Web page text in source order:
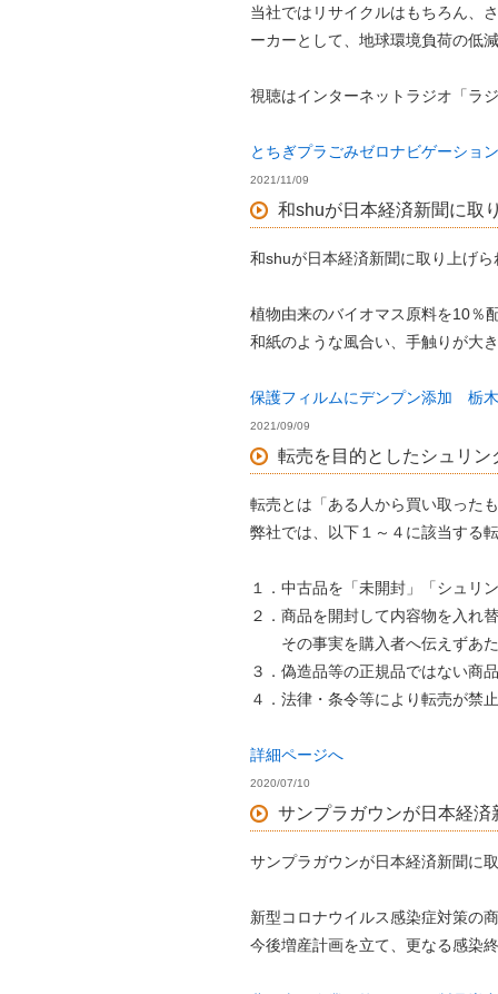
当社ではリサイクルはもちろん、
ーカーとして、地球環境負荷の低
視聴はインターネットラジオ「ラ
とちぎプラごみゼロナビゲーショ
2021/11/09
和shuが日本経済新聞に取
和shuが日本経済新聞に取り上げら
植物由来のバイオマス原料を10％
和紙のような風合い、手触りが大
保護フィルムにデンプン添加 栃
2021/09/09
転売を目的としたシュリ
転売とは「ある人から買い取った
弊社では、以下１～４に該当する
１．中古品を「未開封」「シュリ
２．商品を開封して内容物を入れ
その事実を購入者へ伝えずあた
３．偽造品等の正規品ではない商
４．法律・条令等により転売が禁
詳細ページへ
2020/07/10
サンプラガウンが日本経
サンプラガウンが日本経済新聞に
新型コロナウイルス感染症対策の
今後増産計画を立て、更なる感染